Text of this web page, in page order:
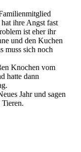
ihre Angst fast
ist eher ihr
und den Kuchen
muss sich noch
Knochen vom
hatte dann
Jahr und sagen